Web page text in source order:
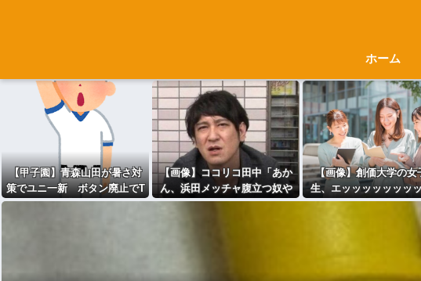
ホーム
【甲子園】青森山田が暑さ対
策でユニ一新 ボタン廃止でT
シャツ素材ｗｗｗ
【画像】ココリコ田中「あか
ん、浜田メッチャ腹立つ奴や
なぁ･････････せや！」⇒！！
【画像】創価大学の女
生、エッッッッッッッ
ッッッッッッ！